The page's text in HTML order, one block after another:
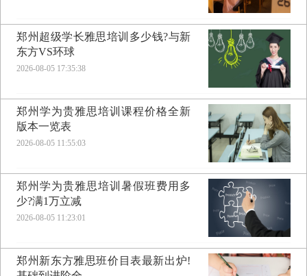
郑州超级学长雅思培训多少钱?与新
东方VS环球
2026-08-05 17:35:38
郑州学为贵雅思培训课程价格全新
版本一览表
2026-08-05 11:55:03
郑州学为贵雅思培训暑假班费用多
少?满1万立减
2026-08-05 11:23:01
郑州新东方雅思班价目表最新出炉!